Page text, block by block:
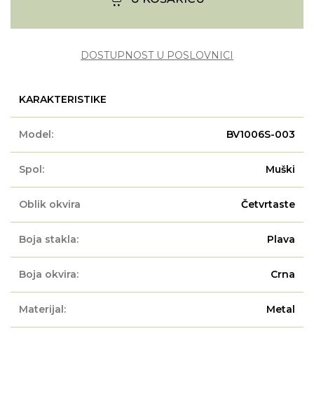
DOSTUPNOST U POSLOVNICI
KARAKTERISTIKE
Model: BV1006S-003
Spol: Muški
Oblik okvira Četvrtaste
Boja stakla: Plava
Boja okvira: Crna
Materijal: Metal